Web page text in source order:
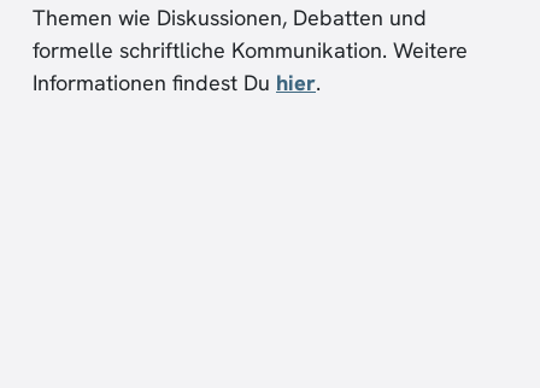
Themen wie Diskussionen, Debatten und
formelle schriftliche Kommunikation. Weitere
Informationen findest Du hier.